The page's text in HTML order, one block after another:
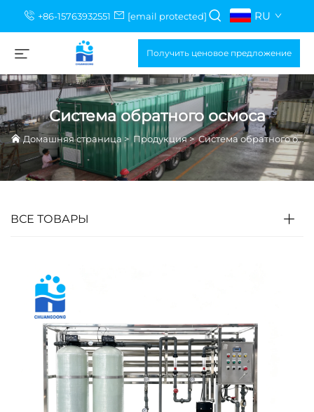
+86-15763932551 [email protected] RU
Получить ценовое предложение
Система обратного осмоса
Домашняя страница > Продукция>Система обратного осмоса
ВСЕ ТОВАРЫ